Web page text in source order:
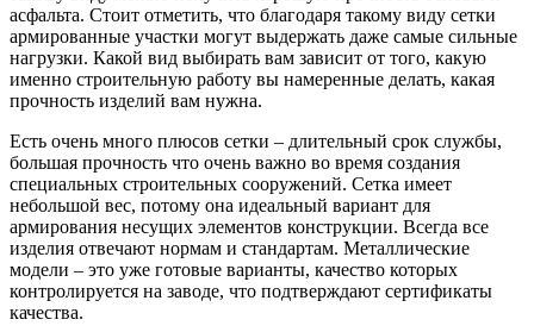
асфальта. Стоит отметить, что благодаря такому виду сетки
армированные участки могут выдержать даже самые сильные
нагрузки. Какой вид выбирать вам зависит от того, какую
именно строительную работу вы намеренные делать, какая
прочность изделий вам нужна.
Есть очень много плюсов сетки – длительный срок службы,
большая прочность что очень важно во время создания
специальных строительных сооружений. Сетка имеет
небольшой вес, потому она идеальный вариант для
армирования несущих элементов конструкции. Всегда все
изделия отвечают нормам и стандартам. Металлические
модели – это уже готовые варианты, качество которых
контролируется на заводе, что подтверждают сертификаты
качества.